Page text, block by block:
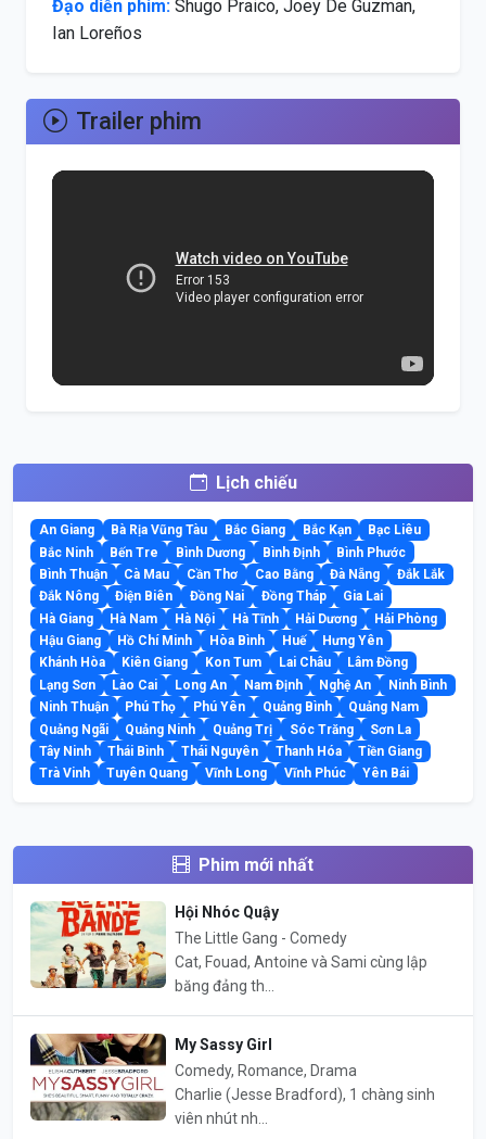
Đạo diễn phim: Shugo Praico, Joey De Guzman,
Ian Loreños
Trailer phim
Lịch chiếu
An Giang Bà Rịa Vũng Tàu Bắc Giang Bắc Kạn
Bạc Liêu
Bắc Ninh
Bến Tre Bình Dương Bình Định
Bình Phước
Bình Thuận
Cà Mau Cần Thơ Cao Bằng Đà Nẵng
Đắk Lắk
Đắk Nông
Điện Biên Đồng Nai Đồng Tháp
Gia Lai
Hà Giang
Hà Nam Hà Nội Hà Tĩnh Hải Dương
Hải Phòng
Hậu Giang
Hồ Chí Minh Hòa Bình Huế
Hưng Yên
Khánh Hòa
Kiên Giang Kon Tum Lai Châu
Lâm Đồng
Lạng Sơn
Lào Cai Long An Nam Định Nghệ An
Ninh Bình
Ninh Thuận
Phú Thọ Phú Yên Quảng Bình
Quảng Nam
Quảng Ngãi
Quảng Ninh Quảng Trị Sóc Trăng
Sơn La
Tây Ninh
Thái Bình Thái Nguyên Thanh Hóa
Tiền Giang
Trà Vinh
Tuyên Quang Vĩnh Long Vĩnh Phúc Yên Bái
Phim mới nhất
Hội Nhóc Quậy
The Little Gang - Comedy
Cat, Fouad, Antoine và Sami cùng lập
băng đảng th...
My Sassy Girl
Comedy, Romance, Drama
Charlie (Jesse Bradford), 1 chàng sinh
viên nhút nh...